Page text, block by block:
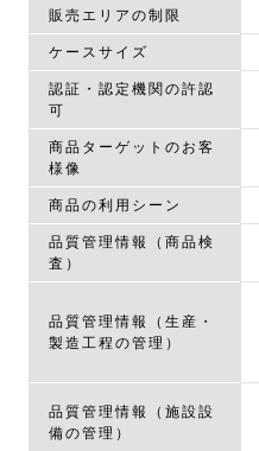
販売エリアの制限
ケースサイズ
認証・認定機関の許認
可
商品ターゲットのお客
様像
商品の利用シーン
品質管理情報（商品検
査）
品質管理情報（生産・
製造工程の管理）
品質管理情報（施設設
備の管理）